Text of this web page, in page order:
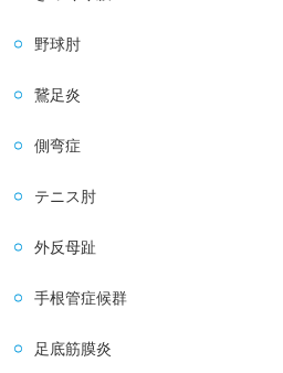
野球肘
鵞足炎
側弯症
テニス肘
外反母趾
手根管症候群
足底筋膜炎